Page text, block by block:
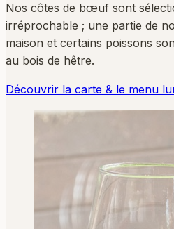
Nos côtes de bœuf sont
irréprochable ; une partie de
maison et certains poissons
au bois de hêtre.
Découvrir la carte & le menu